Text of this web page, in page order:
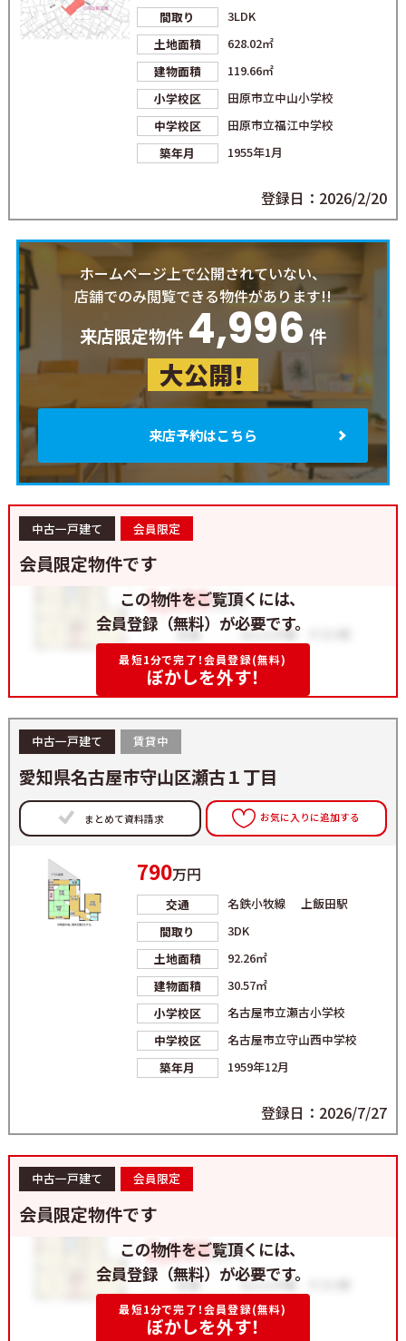
間取り
3LDK
土地面積
628.02㎡
建物面積
119.66㎡
小学校区
田原市立中山小学校
中学校区
田原市立福江中学校
築年月
1955年1月
登録日：2026/2/20
ホームページ上で公開されていない、
店舗でのみ閲覧できる物件があります!!
来店限定物件 4,996 件
大公開！
来店予約はこちら
中古一戸建て 会員限定
会員限定物件です
この物件をご覧頂くには、
会員登録（無料）が必要です。
最短1分で完了！会員登録(無料)
ぼかしを外す！
中古一戸建て 賃貸中
愛知県名古屋市守山区瀬古１丁目
まとめて資料請求 お気に入りに追加する
790万円
交通
名鉄小牧線 上飯田駅
間取り
3DK
土地面積
92.26㎡
建物面積
30.57㎡
小学校区
名古屋市立瀬古小学校
中学校区
名古屋市立守山西中学校
築年月
1959年12月
登録日：2026/7/27
中古一戸建て 会員限定
会員限定物件です
この物件をご覧頂くには、
会員登録（無料）が必要です。
最短1分で完了！会員登録(無料)
ぼかしを外す！